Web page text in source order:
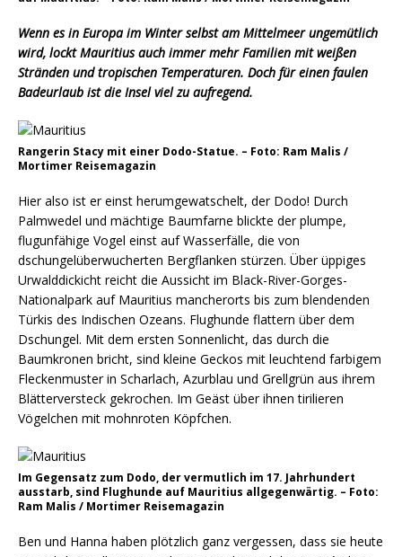
Wenn es in Europa im Winter selbst am Mittelmeer ungemütlich
wird, lockt Mauritius auch immer mehr Familien mit weißen
Stränden und tropischen Temperaturen. Doch für einen faulen
Badeurlaub ist die Insel viel zu aufregend.
Rangerin Stacy mit einer Dodo-Statue. – Foto: Ram Malis /
Mortimer Reisemagazin
Hier also ist er einst herumgewatschelt, der Dodo! Durch
Palmwedel und mächtige Baumfarne blickte der plumpe,
flugunfähige Vogel einst auf Wasserfälle, die von
dschungelüberwucherten Bergflanken stürzen. Über üppiges
Urwalddickicht reicht die Aussicht im Black-River-Gorges-
Nationalpark auf Mauritius mancherorts bis zum blendenden
Türkis des Indischen Ozeans. Flughunde flattern über dem
Dschungel. Mit dem ersten Sonnenlicht, das durch die
Baumkronen bricht, sind kleine Geckos mit leuchtend farbigem
Fleckenmuster in Scharlach, Azurblau und Grellgrün aus ihrem
Blätterversteck gekrochen. Im Geäst über ihnen tirilieren
Vögelchen mit mohnroten Köpfchen.
Im Gegensatz zum Dodo, der vermutlich im 17. Jahrhundert
ausstarb, sind Flughunde auf Mauritius allgegenwärtig. – Foto:
Ram Malis / Mortimer Reisemagazin
Ben und Hanna haben plötzlich ganz vergessen, dass sie heute